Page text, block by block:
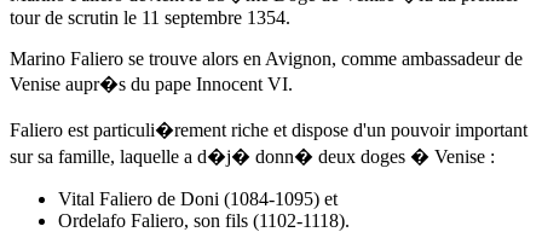
tour de scrutin le 11 septembre 1354.
Marino Faliero se trouve alors en Avignon, comme ambassadeur de
Venise aupr�s du pape Innocent VI.
Faliero est particuli�rement riche et dispose d'un pouvoir important
sur sa famille, laquelle a d�j� donn� deux doges � Venise :
Vital Faliero de Doni (1084-1095) et
Ordelafo Faliero, son fils (1102-1118).